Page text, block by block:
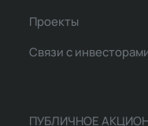
Проекты
Связи с
ПУБЛИЧНОЕ